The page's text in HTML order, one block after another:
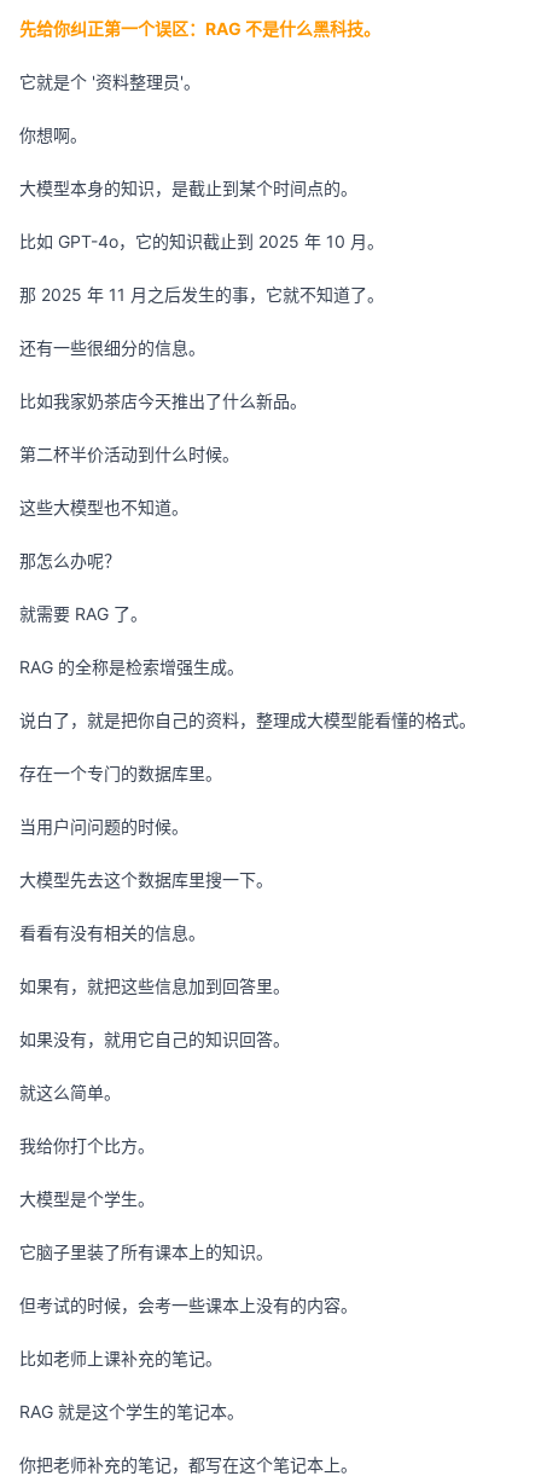
先给你纠正第一个误区：RAG 不是什么黑科技。
它就是个 '资料整理员'。
你想啊。
大模型本身的知识，是截止到某个时间点的。
比如 GPT-4o，它的知识截止到 2025 年 10 月。
那 2025 年 11 月之后发生的事，它就不知道了。
还有一些很细分的信息。
比如我家奶茶店今天推出了什么新品。
第二杯半价活动到什么时候。
这些大模型也不知道。
那怎么办呢？
就需要 RAG 了。
RAG 的全称是检索增强生成。
说白了，就是把你自己的资料，整理成大模型能看懂的格式。
存在一个专门的数据库里。
当用户问问题的时候。
大模型先去这个数据库里搜一下。
看看有没有相关的信息。
如果有，就把这些信息加到回答里。
如果没有，就用它自己的知识回答。
就这么简单。
我给你打个比方。
大模型是个学生。
它脑子里装了所有课本上的知识。
但考试的时候，会考一些课本上没有的内容。
比如老师上课补充的笔记。
RAG 就是这个学生的笔记本。
你把老师补充的笔记，都写在这个笔记本上。